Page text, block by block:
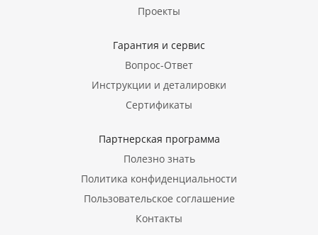
Проекты
Гарантия и сервис
Вопрос-Ответ
Инструкции и деталировки
Сертификаты
Партнерская программа
Полезно знать
Политика конфиденциальности
Пользовательское соглашение
Контакты